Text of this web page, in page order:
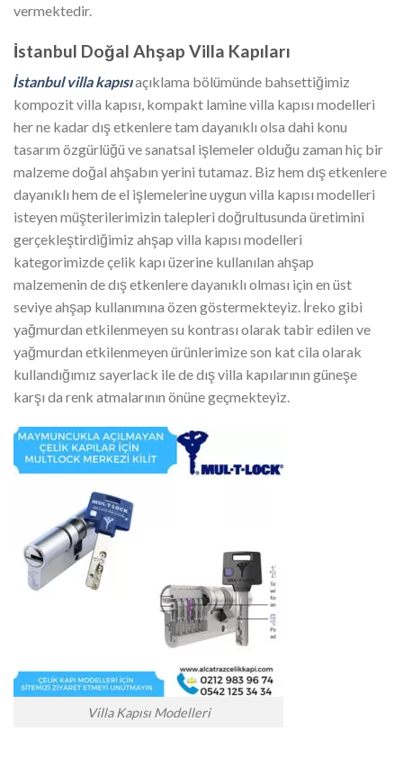
vermektedir.
İstanbul Doğal Ahşap Villa Kapıları
İstanbul villa kapısıaçıklama bölümünde bahsettiğimiz
kompozit villa kapısı, kompakt lamine villa kapısı modelleri
her ne kadar dış etkenlere tam dayanıklı olsa dahi konu
tasarım özgürlüğü ve sanatsal işlemeler olduğu zaman hiç bir
malzeme doğal ahşabın yerini tutamaz. Biz hem dış etkenlere
dayanıklı hem de el işlemelerine uygun villa kapısı modelleri
isteyen müşterilerimizin talepleri doğrultusunda üretimini
gerçekleştirdiğimiz ahşap villa kapısı modelleri
kategorimizde çelik kapı üzerine kullanılan ahşap
malzemenin de dış etkenlere dayanıklı olması için en üst
seviye ahşap kullanımına özen göstermekteyiz. İreko gibi
yağmurdan etkilenmeyen su kontrası olarak tabir edilen ve
yağmurdan etkilenmeyen ürünlerimize son kat cila olarak
kullandığımız sayerlack ile de dış villa kapılarının güneşe
karşı da renk atmalarının önüne geçmekteyiz.
Villa Kapısı Modelleri